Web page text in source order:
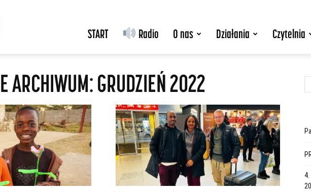
salezjanie
START Radio O nas Działania Czytelnia
ARCHIWUM: GRUDZIEŃ 2022
4.